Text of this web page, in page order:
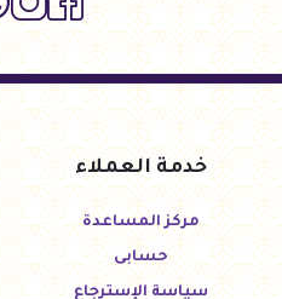
خدمة العملاء
مركز المساعدة
حسابى
سياسة الإسترجاع